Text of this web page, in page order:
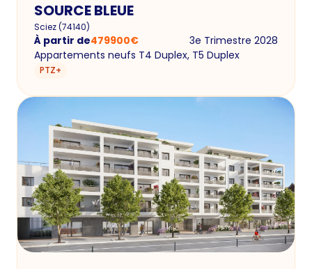
SOURCE BLEUE
Sciez(74140)
À partir de479900€
3e Trimestre 2028
Appartements neufs T4 Duplex, T5 Duplex
PTZ+